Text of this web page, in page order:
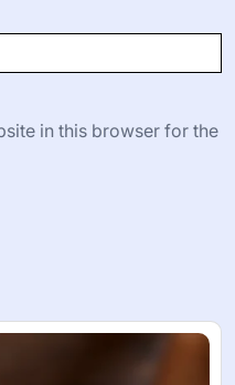
in this browser for the